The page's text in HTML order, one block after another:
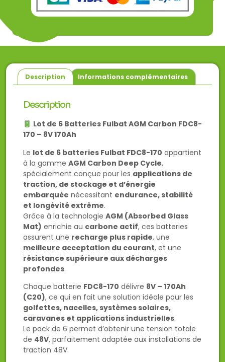
Description Informations complémentaires
Description
Lot de 6 Batteries Fulbat AGM Carbon FDC8-
170 – 8V 170Ah
Le lot de 6 batteries Fulbat FDC8-170 appartient
à la gamme AGM Carbon Deep Cycle,
spécialement conçue pour les applications de
traction, de stockage et d’énergie
embarquée nécessitant endurance, stabilité
et longévité extrême.
Grâce à la technologie AGM (Absorbed Glass
Mat) enrichie au carbone actif, ces batteries
assurent une recharge plus rapide, une
meilleure acceptation du courant, et une
résistance supérieure aux décharges
profondes.
Chaque batterie FDC8-170 délivre 8V – 170Ah
(C20), ce qui en fait une solution idéale pour les
golfettes, nacelles, systèmes solaires,
caravanes et applications industrielles.
Le pack de 6 permet d’obtenir une tension totale
de 48V, parfaitement adaptée aux installations de
traction 48V.